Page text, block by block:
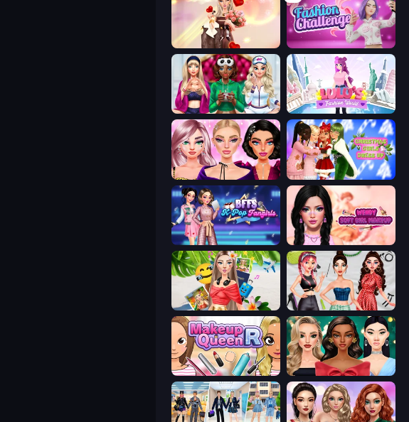
GRWM Date Night Fashion Challenge: Catwalk Run
BFFs Luxury Loungewear Lulu's Fashion World
New Year Makeup Trends Christmas Girls Dress Up
BFFs K-Pop Fangirls Wendy Soft Girl Makeup
Travel with Me: ASMR Edition Brat Girl Summer
Make Up Queen R New Year's Eve Makeup